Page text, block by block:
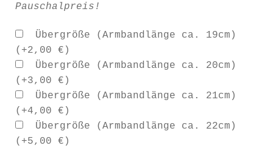
Pauschalpreis!
Übergröße (Armbandlänge ca. 19cm)
(+2,00 € )
Übergröße (Armbandlänge ca. 20cm)
(+3,00 € )
Übergröße (Armbandlänge ca. 21cm)
(+4,00 € )
Übergröße (Armbandlänge ca. 22cm)
(+5,00 € )